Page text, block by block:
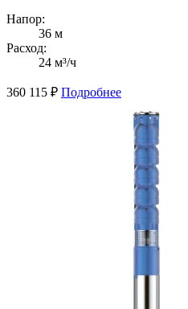
Напор:
36 м
Расход:
24 м³/ч
360 115 ₽ Подробнее